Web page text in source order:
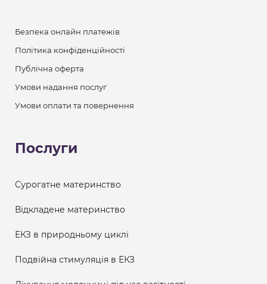
Безпека онлайн платежів
Політика конфіденційності
Публічна оферта
Умови надання послуг
Умови оплати та повернення
Послуги
Сурогатне материнство
Відкладене материнство
ЕКЗ в природньому циклі
Подвійна стимуляція в ЕКЗ